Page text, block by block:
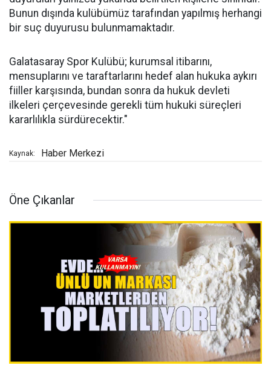
Bunun dışında kulübümüz tarafından yapılmış herhangi
bir suç duyurusu bulunmamaktadır.
Galatasaray Spor Kulübü; kurumsal itibarını,
mensuplarını ve taraftarlarını hedef alan hukuka aykırı
fiiller karşısında, bundan sonra da hukuk devleti
ilkeleri çerçevesinde gerekli tüm hukuki süreçleri
kararlılıkla sürdürecektir."
Kaynak: Haber Merkezi
Öne Çıkanlar